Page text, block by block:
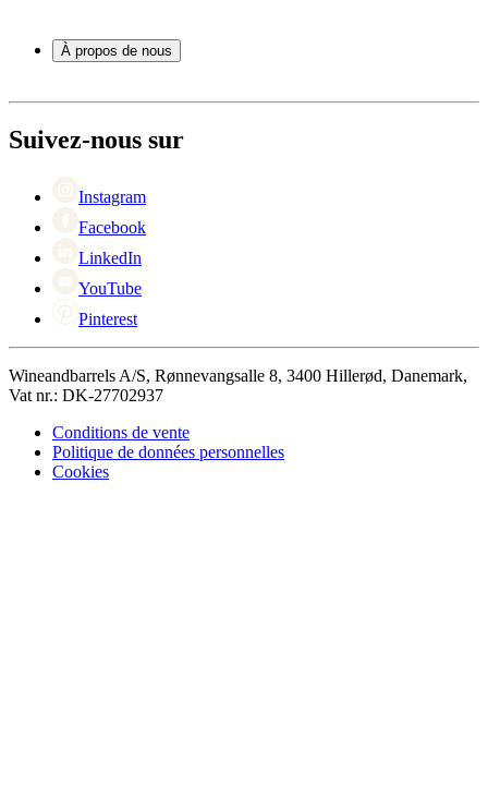
Paiement
Expédition
+44 3308 081634
À propos de nous
Black Friday
Singles Day
Suivez-nous sur
Instagram
Facebook
LinkedIn
YouTube
Pinterest
Wineandbarrels A/S, Rønnevangsalle 8, 3400 Hillerød, Danemark,
Vat nr.: DK-27702937
Conditions de vente
Politique de données personnelles
Cookies